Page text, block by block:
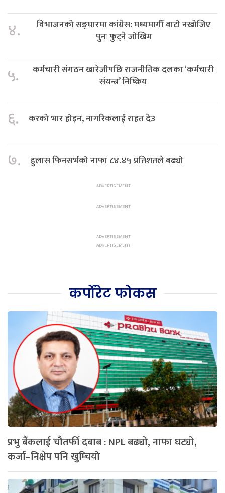
४.
विभाजनको सङ्घारमा कांग्रेस: मध्यमार्गी बाटो नखोजिए
पुनः फुट्ने जोखिम
५.
कर्मचारी संगठन खारेजीपछि राजनीतिक दलका ‘कर्मचारी
संयन्त्र’ निष्क्रिय
६. करको भार होइन, नागरिकलाई राहत देउ
७. हुलास फिनसर्भको नाफा ८४.४५ प्रतिशतले बढ्यो
कर्पोरेट फोकस
प्रभु बैंकलाई चौतर्फी दबाब : NPL बढ्यो, नाफा घट्यो,
कर्जा–निक्षेप पनि खुम्चियो